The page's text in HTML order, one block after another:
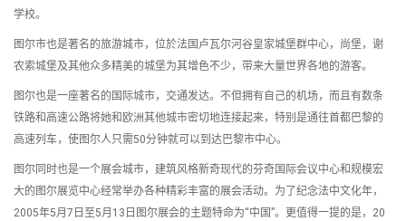
学校。
图尔市也是著名的旅游城市，位於法国卢瓦尔河谷皇家城堡群中心，尚堡，谢
农索城堡及其他众多精美的城堡为其增色不少，带来大量世界各地的游客。
图尔也是一座著名的国际城市，交通发达。不但拥有自己的机场，而且有数条
铁路和高速公路将她和欧洲其他城市密切地连接起来，特别是通往首都巴黎的
高速列车，使图尔人只需50分钟就可以到达巴黎市中心。
图尔同时也是一个展会城市，建筑风格新奇现代的芬奇国际会议中心和规模宏
大的图尔展览中心经常举办各种精彩丰富的展会活动。为了纪念法中文化年，
2005年5月7日至5月13日图尔展会的主题特命为“中国”。更值得一提的是，20